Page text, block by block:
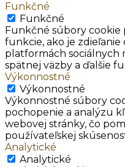
Funkčné
Funkčné
Funkčné súbory
funkcie, ako je
platformách sociálnych
spätnej väzby a ďalšie
Výkonnostné
Výkonnostné
Výkonnostné súbory
pochopenie a analýzu
webovej stránky, čo
používateľskej
Analytické
Analytické